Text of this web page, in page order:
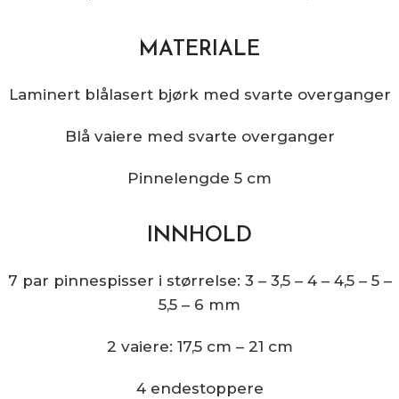
MATERIALE
Laminert blålasert bjørk med svarte overganger
Blå vaiere med svarte overganger
Pinnelengde 5 cm
INNHOLD
7 par pinnespisser i størrelse: 3 – 3,5 – 4 – 4,5 – 5 –
5,5 – 6 mm
2 vaiere: 17,5 cm – 21 cm
4 endestoppere